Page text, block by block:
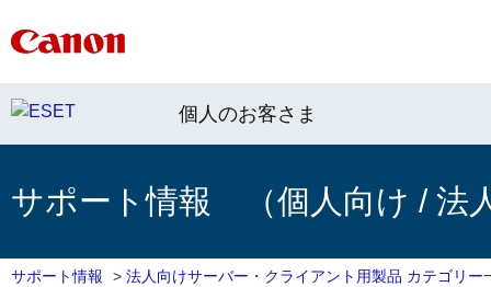
個人のお客さま
サポート情報 （個人向け / 法
サポート情報 > 法人向けサーバー・クライアント用製品 カテゴリー